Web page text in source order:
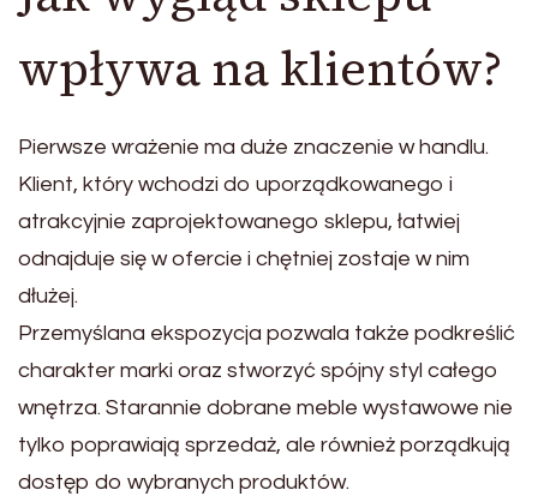
wpływa na klientów?
Pierwsze wrażenie ma duże znaczenie w handlu.
Klient, który wchodzi do uporządkowanego i
atrakcyjnie zaprojektowanego sklepu, łatwiej
odnajduje się w ofercie i chętniej zostaje w nim
dłużej.
Przemyślana ekspozycja pozwala także podkreślić
charakter marki oraz stworzyć spójny styl całego
wnętrza. Starannie dobrane meble wystawowe nie
tylko poprawiają sprzedaż, ale również porządkują
dostęp do wybranych produktów.